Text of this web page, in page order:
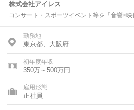
株式会社アイレス
コンサート・スポーツイベント等を「音響×
勤務地
東京都、大阪府
初年度年収
350万～500万円
雇用形態
正社員